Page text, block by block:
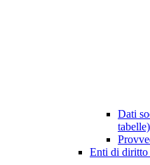
Dati
tabelle)
Enti di diritto